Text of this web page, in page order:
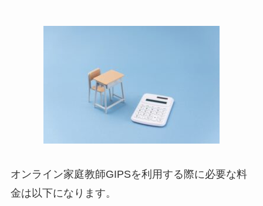
オンライン家庭教師GIPSを利用する際に必要な料
金は以下になります。